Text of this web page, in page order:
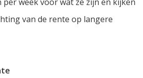
van de rente op langere